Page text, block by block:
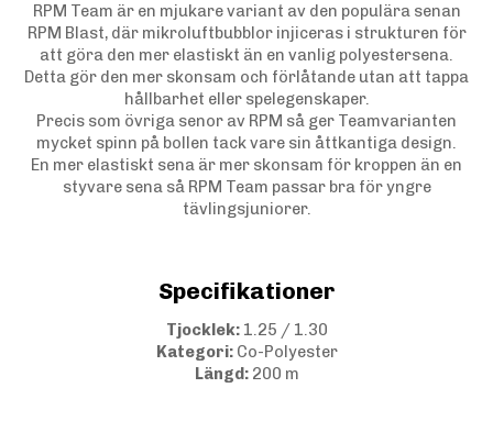
RPM Team är en mjukare variant av den populära senan
RPM Blast, där mikroluftbubblor injiceras i strukturen för
att göra den mer elastiskt än en vanlig polyestersena.
Detta gör den mer skonsam och förlåtande utan att tappa
hållbarhet eller spelegenskaper.
Precis som övriga senor av RPM så ger Teamvarianten
mycket spinn på bollen tack vare sin åttkantiga design.
En mer elastiskt sena är mer skonsam för kroppen än en
styvare sena så RPM Team passar bra för yngre
tävlingsjuniorer.
Specifikationer
Tjocklek:1.25 / 1.30
Kategori:Co-Polyester
Längd:200 m